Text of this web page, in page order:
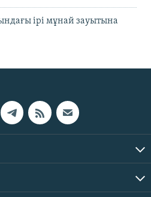
ірі мұнай зауытына